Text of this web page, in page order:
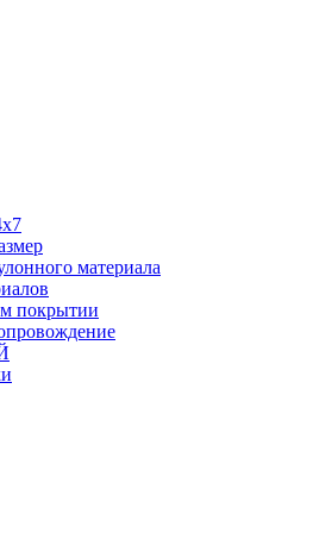
материала
покрытии